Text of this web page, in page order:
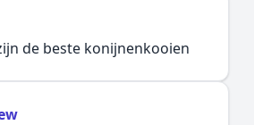
de beste konijnenkooien